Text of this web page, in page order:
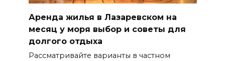
Аренда жилья в Лазаревском на
месяц у моря выбор и советы для
долгого отдыха
Рассматривайте варианты в частном